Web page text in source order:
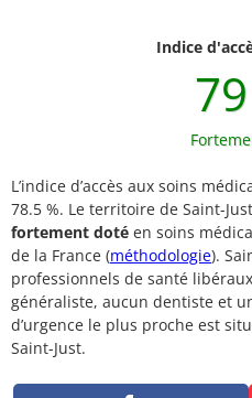
Indice
L’indice d’accès aux soins
78.5 %. Le territoire de Saint-
fortement doté en soins
de la France (méthodologie).
professionnels de santé
généraliste, aucun dentiste et
d’urgence le plus proche est
Saint-Just.